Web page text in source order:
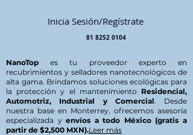
Inicia Sesión/Regístrate
81 8252 0104
NanoTop es tu proveedor experto en
recubrimientos y selladores nanotecnológicos de
alta gama. Brindamos soluciones ecológicas para
la protección y el mantenimiento Residencial,
Automotriz, Industrial y Comercial. Desde
nuestra base en Monterrey, ofrecemos asesoría
especializada yenvíos a todo México (gratis a
partir de $2,500 MXN).Leer más